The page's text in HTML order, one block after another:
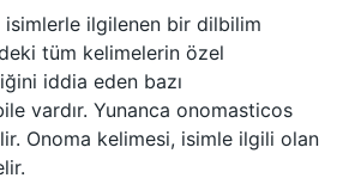
isimlerle ilgilenen bir dilbilim
tüm kelimelerin özel
iddia eden bazı
vardır. Yunanca onomasticos
Onoma kelimesi, isimle ilgili olan